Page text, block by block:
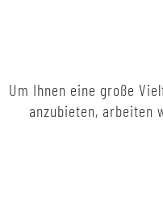
Um Ihnen eine große
anzubieten, arbeiten